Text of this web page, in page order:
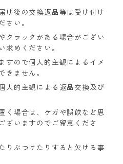
け後の交換返品等は受け付け
さい。
クラックがある場合がござい
求めください。
すので個人的主観によるイメ
きません。
人的主観による返品交換及び
く場合は、ケガや誤飲など思
ざいますのでご留意くださ
りぶつけたりすると欠ける事